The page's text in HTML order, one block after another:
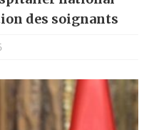
des soignants